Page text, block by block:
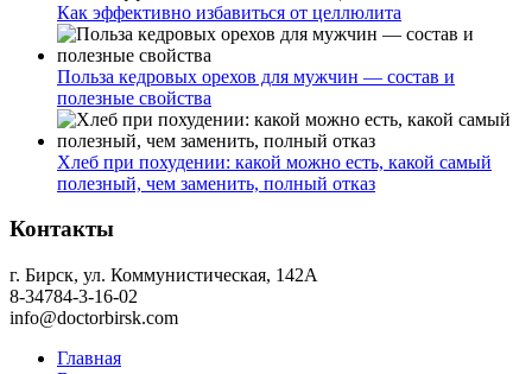
Как эффективно избавиться от целлюлита
Польза кедровых орехов для мужчин — состав и
полезные свойства
Хлеб при похудении: какой можно есть, какой самый
полезный, чем заменить, полный отказ
Контакты
г. Бирск, ул. Коммунистическая, 142А
8-34784-3-16-02
info@doctorbirsk.com
Главная